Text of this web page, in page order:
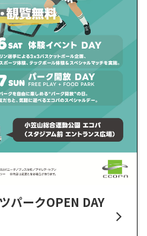
パークOPEN DAY